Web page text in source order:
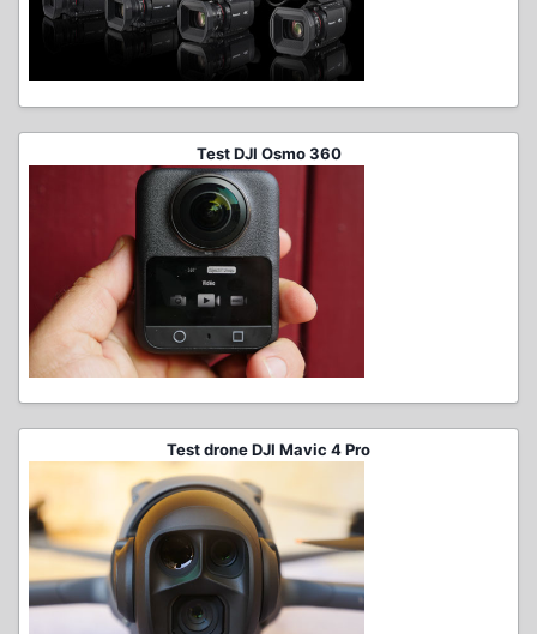
Test DJI Osmo 360
Test drone DJI Mavic 4 Pro